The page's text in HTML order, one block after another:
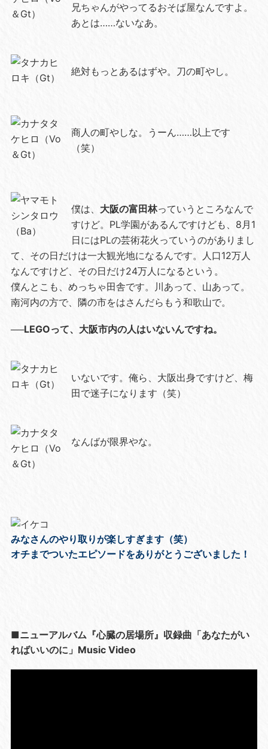
兄ちゃんがやってるおそば屋なんですよ。
あとは……ないなあ。
絶対もっとあるはずや。刀の町やし。
商人の町やしな。うーん……以上です
（笑）
僕は、 大阪の富田林っていうところなんで
すけど。PL学園があるんですけども、8月1
日にはPLの芸術花火っていうのがありまし
て、その日だけは一大観光地になるんです。人口12万人
なんですけど、その日だけ24万人になるという。
僕んとこも、めっちゃ田舎です。川あって、山あって。
南河内の方で、隣の市をはさんだらもう和歌山で。
──LEGOって、大阪市内の人はいないんですね。
いないです。俺ら、大阪出身ですけど、梅
田で迷子になります（笑）
なんばが限界やな。
みなさんのやり取りが楽しすぎます（笑）
オチまでついたエピソードをありがとうございました！
■ニューアルバム『心臓の居場所』収録曲「あなたがい
ればいいのに」Music Video